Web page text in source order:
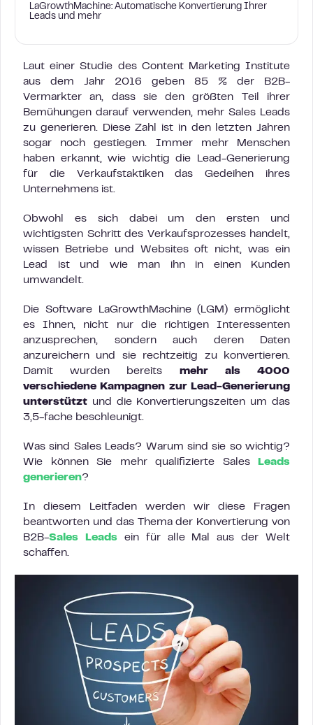
LaGrowthMachine: Automatische Konvertierung Ihrer
Leads und mehr
Laut einer Studie des Content Marketing Institute
aus dem Jahr 2016 geben 85 % der B2B-
Vermarkter an, dass sie den größten Teil ihrer
Bemühungen darauf verwenden, mehr Sales Leads
zu generieren. Diese Zahl ist in den letzten Jahren
sogar noch gestiegen. Immer mehr Menschen
haben erkannt, wie wichtig die Lead-Generierung
für die Verkaufstaktiken das Gedeihen ihres
Unternehmens ist.
Obwohl es sich dabei um den ersten und
wichtigsten Schritt des Verkaufsprozesses handelt,
wissen Betriebe und Websites oft nicht, was ein
Lead ist und wie man ihn in einen Kunden
umwandelt.
Die Software LaGrowthMachine (LGM) ermöglicht
es Ihnen, nicht nur die richtigen Interessenten
anzusprechen, sondern auch deren Daten
anzureichern und sie rechtzeitig zu konvertieren.
Damit wurden bereits mehr als 4000
verschiedene Kampagnen zur Lead-Generierung
unterstützt und die Konvertierungszeiten um das
3,5-fache beschleunigt.
Was sind Sales Leads? Warum sind sie so wichtig?
Wie können Sie mehr qualifizierte Sales
Leads
generieren?
In diesem Leitfaden werden wir diese Fragen
beantworten und das Thema der Konvertierung von
B2B-Sales Leadsein für alle Mal aus der Welt
schaffen.